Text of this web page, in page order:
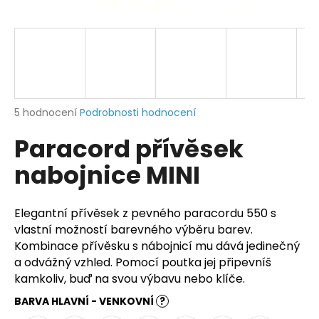
Průměrné
produktu
je
hvězdiček.
5 hodnocení Podrobnosti hodnocení
Paracord přívěsek
nabojnice MINI
Elegantní přívěsek z pevného paracordu 550 s
vlastní možností barevného výběru barev.
Kombinace přívěsku s nábojnicí mu dává jedinečný
a odvážný vzhled. Pomocí poutka jej připevníš
kamkoliv, buď na svou výbavu nebo klíče.
BARVA HLAVNÍ - VENKOVNÍ ?
j
?
HLEDAT
D
o
p
o
u